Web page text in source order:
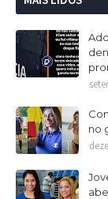
no